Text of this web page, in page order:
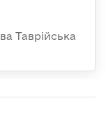
Таврійська